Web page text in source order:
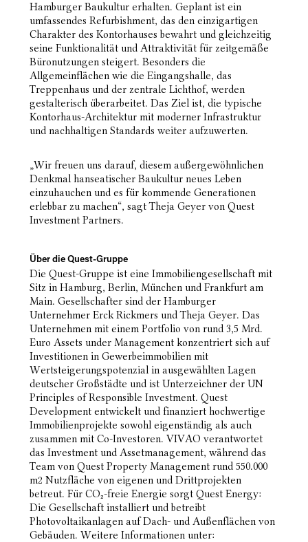
Hamburger Baukultur erhalten. Geplant ist ein
umfassendes Refurbishment, das den einzigartigen
Charakter des Kontorhauses bewahrt und gleichzeitig
seine Funktionalität und Attraktivität für zeitgemäße
Büronutzungen steigert. Besonders die
Allgemeinflächen wie die Eingangshalle, das
Treppenhaus und der zentrale Lichthof, werden
gestalterisch überarbeitet. Das Ziel ist, die typische
Kontorhaus-Architektur mit moderner Infrastruktur
und nachhaltigen Standards weiter aufzuwerten.
„Wir freuen uns darauf, diesem außergewöhnlichen
Denkmal hanseatischer Baukultur neues Leben
einzuhauchen und es für kommende Generationen
erlebbar zu machen“, sagt Theja Geyer von Quest
Investment Partners.
Über die Quest-Gruppe
Die Quest-Gruppe ist eine Immobiliengesellschaft mit
Sitz in Hamburg, Berlin, München und Frankfurt am
Main. Gesellschafter sind der Hamburger
Unternehmer Erck Rickmers und Theja Geyer. Das
Unternehmen mit einem Portfolio von rund 3,5 Mrd.
Euro Assets under Management konzentriert sich auf
Investitionen in Gewerbeimmobilien mit
Wertsteigerungspotenzial in ausgewählten Lagen
deutscher Großstädte und ist Unterzeichner der UN
Principles ofResponsible Investment. Quest
Development entwickelt und finanziert hochwertige
Immobilienprojekte sowohl eigenständig als auch
zusammen mit Co-Investoren. VIVAO verantwortet
das Investment und Assetmanagement, während das
Team von Quest Property Management rund 550.000
m2 Nutzfläche von eigenen und Drittprojekten
betreut. Für CO₂-freie Energie sorgt Quest Energy:
Die Gesellschaft installiert und betreibt
Photovoltaikanlagen aufDach- und Außenflächen von
Gebäuden. Weitere Informationen unter: